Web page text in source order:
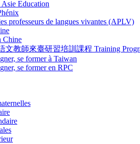
Education
professeurs de langues vivantes (APLV)
Chine
文教師來臺研習培訓課程 Training
se former à Taiwan
se former en RPC